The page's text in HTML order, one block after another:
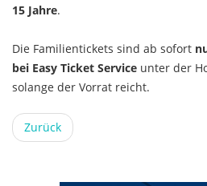
15 Jahre.
Die Familientickets sind ab sofort
bei Easy Ticket Service unter der
solange der Vorrat reicht.
Zurück